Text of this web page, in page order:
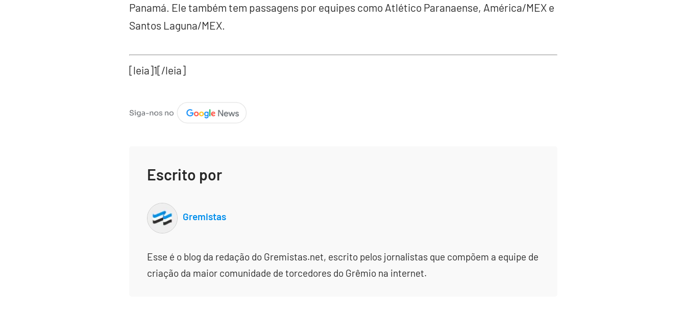
Panamá. Ele também tem passagens por equipes como Atlético Paranaense, América/MEX e
Santos Laguna/MEX.
[leia]1[/leia]
Escrito por
Gremistas
Esse é o blog da redação do Gremistas.net, escrito pelos jornalistas que compõem a equipe de
criação da maior comunidade de torcedores do Grêmio na internet.